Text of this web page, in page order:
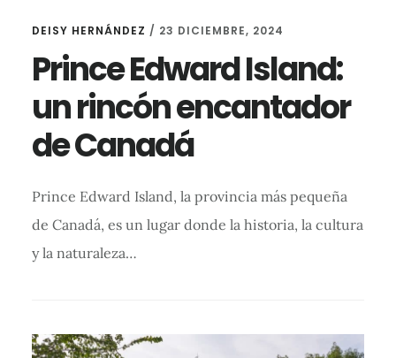
DEISY HERNÁNDEZ / 23 DICIEMBRE, 2024
Prince Edward Island:
un rincón encantador
de Canadá
Prince Edward Island, la provincia más pequeña
de Canadá, es un lugar donde la historia, la cultura
y la naturaleza…